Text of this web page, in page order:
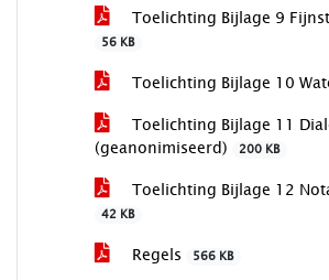
Toelichting Bijlage 9
56 KB
Toelichting Bijlage 10
Toelichting Bijlage 11
(geanonimiseerd)
200 KB
Toelichting Bijlage 12
42 KB
Regels 566 KB